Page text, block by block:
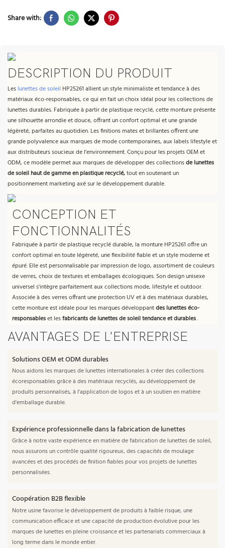
Share with:
DESCRIPTION DU PRODUIT
Les lunettes de soleil HP25261 allient un style minimaliste et tendance à des
matériaux éco-responsables, ce qui en fait un choix idéal pour les collections de
lunettes durables. Fabriquée à partir de plastique recyclé, cette monture présente
une silhouette arrondie et douce, offrant un confort optimal et une grande
légèreté, parfaites au quotidien. Les finitions mates et brillantes offrent une
grande polyvalence aux marques de mode contemporaines, aux labels lifestyle et
aux distributeurs soucieux de l'environnement. Conçu pour les projets OEM et
ODM, ce modèle permet aux marques de développer des collectionsde lunettes
de soleil haut de gamme en plastique recyclé,tout en soutenant un
positionnement marketing axé sur le développement durable.
CONCEPTION ET
FONCTIONNALITÉS
Fabriquée à partir de plastique recyclé durable, la monture HP25261 offre un
confort optimal en toute légèreté, une flexibilité fiable et un style moderne et
épuré. Elle est personnalisable par impression de logo, assortiment de couleurs
de verres, choix de textures et emballages écologiques. Son design unisexe
universel s'intègre parfaitement aux collections mode, lifestyle et outdoor.
Associée à des verres offrant une protection UV et à des matériaux durables,
cette monture est idéale pour les marques développantdes lunettes éco-
responsableset lesfabricants de lunettes de soleil tendance et durables.
AVANTAGES DE L'ENTREPRISE
Solutions OEM et ODM durables
Nous aidons les marques de lunettes internationales à créer des collections
écoresponsables grâce à des matériaux recyclés, au développement de
produits personnalisés, à l'application de logos et à un soutien en matière
d'emballage durable.
Expérience professionnelle dans la fabrication de lunettes
Grâce à notre vaste expérience en matière de fabrication de lunettes de soleil,
nous assurons un contrôle qualité rigoureux, des capacités de moulage
avancées et des procédés de finition fiables pour vos projets de lunettes
personnalisées.
Coopération B2B flexible
Notre usine favorise le développement de produits à faible risque, une
communication efficace et une capacité de production évolutive pour les
marques de lunettes en pleine croissance et les partenariats commerciaux à
long terme dans le monde entier.